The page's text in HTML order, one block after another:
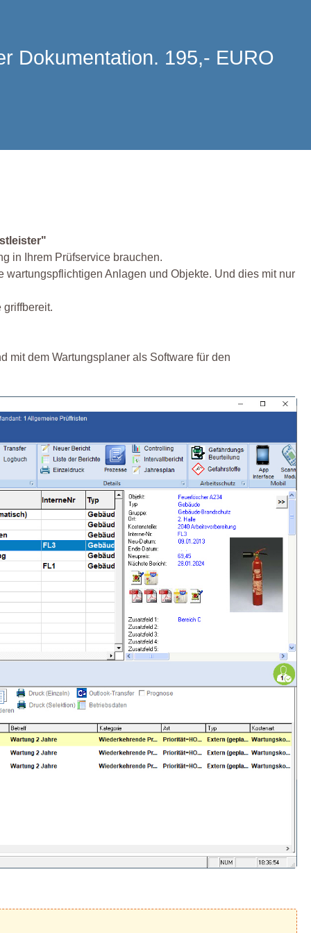
Dokumentation. 195,- EURO
in Ihrem Prüfservice brauchen.
Anlagen und Objekte. Und dies mit nur
mit dem Wartungsplaner als Software für den